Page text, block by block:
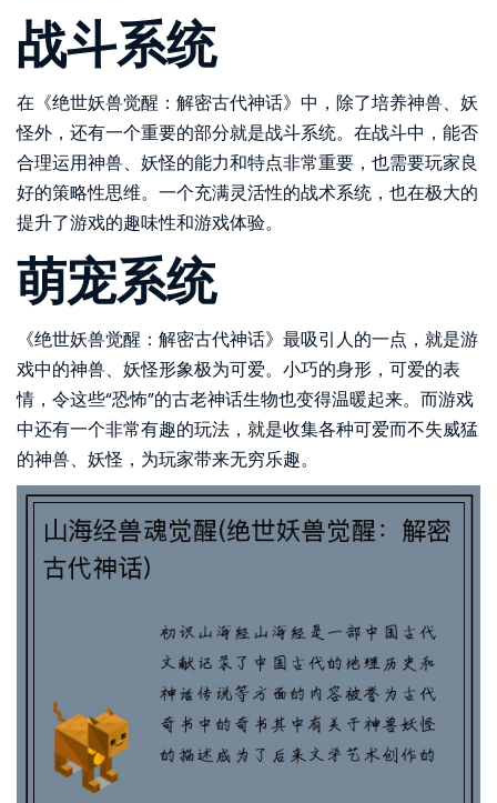
战斗系统
在《绝世妖兽觉醒：解密古代神话》中，除了培养神兽、妖
怪外，还有一个重要的部分就是战斗系统。在战斗中，能否
合理运用神兽、妖怪的能力和特点非常重要，也需要玩家良
好的策略性思维。一个充满灵活性的战术系统，也在极大的
提升了游戏的趣味性和游戏体验。
萌宠系统
《绝世妖兽觉醒：解密古代神话》最吸引人的一点，就是游
戏中的神兽、妖怪形象极为可爱。小巧的身形，可爱的表
情，令这些“恐怖”的古老神话生物也变得温暖起来。而游戏
中还有一个非常有趣的玩法，就是收集各种可爱而不失威猛
的神兽、妖怪，为玩家带来无穷乐趣。